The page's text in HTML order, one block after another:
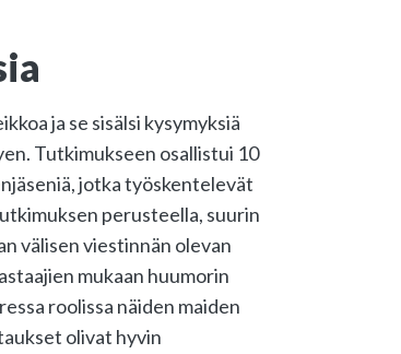
ja se sisälsi kysymyksiä
Tutkimukseen osallistui 10
jotka työskentelevät
perusteella, suurin
välisen viestinnän olevan
mukaan huumorin
roolissa näiden maiden
olivat hyvin